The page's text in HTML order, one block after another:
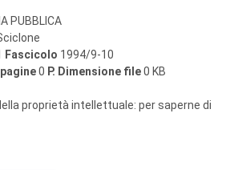
PUBBLICA
Fascicolo 1994/9-10
0 P. Dimensione file0 KB
proprietà intellettuale: per saperne di